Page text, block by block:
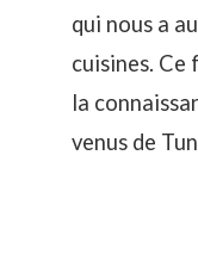
qui nous a
cuisines. Ce
la
venus de